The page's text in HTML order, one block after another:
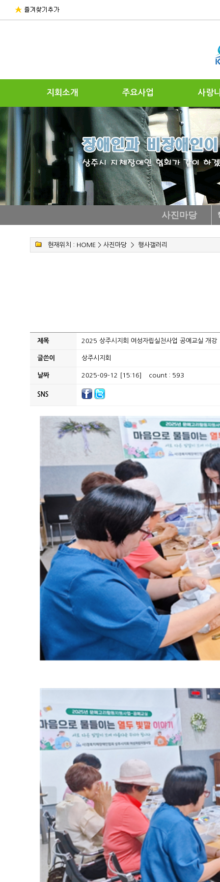
지회소개 주요사업 사랑
사진마당
현재위치 : HOME > 사진마당> 행사갤러리
제목 2025 상주시지회 여성자립실천사업 공예교실 개강
글쓴이 상주시지회
날짜 2025-09-12 [15:16] count : 593
SNS